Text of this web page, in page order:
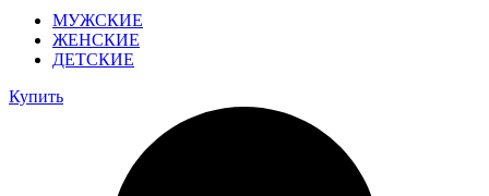
МУЖСКИЕ
ЖЕНСКИЕ
ДЕТСКИЕ
Купить